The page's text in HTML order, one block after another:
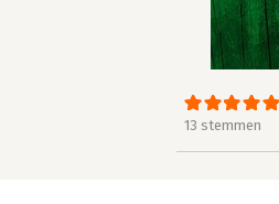
13 stemmen